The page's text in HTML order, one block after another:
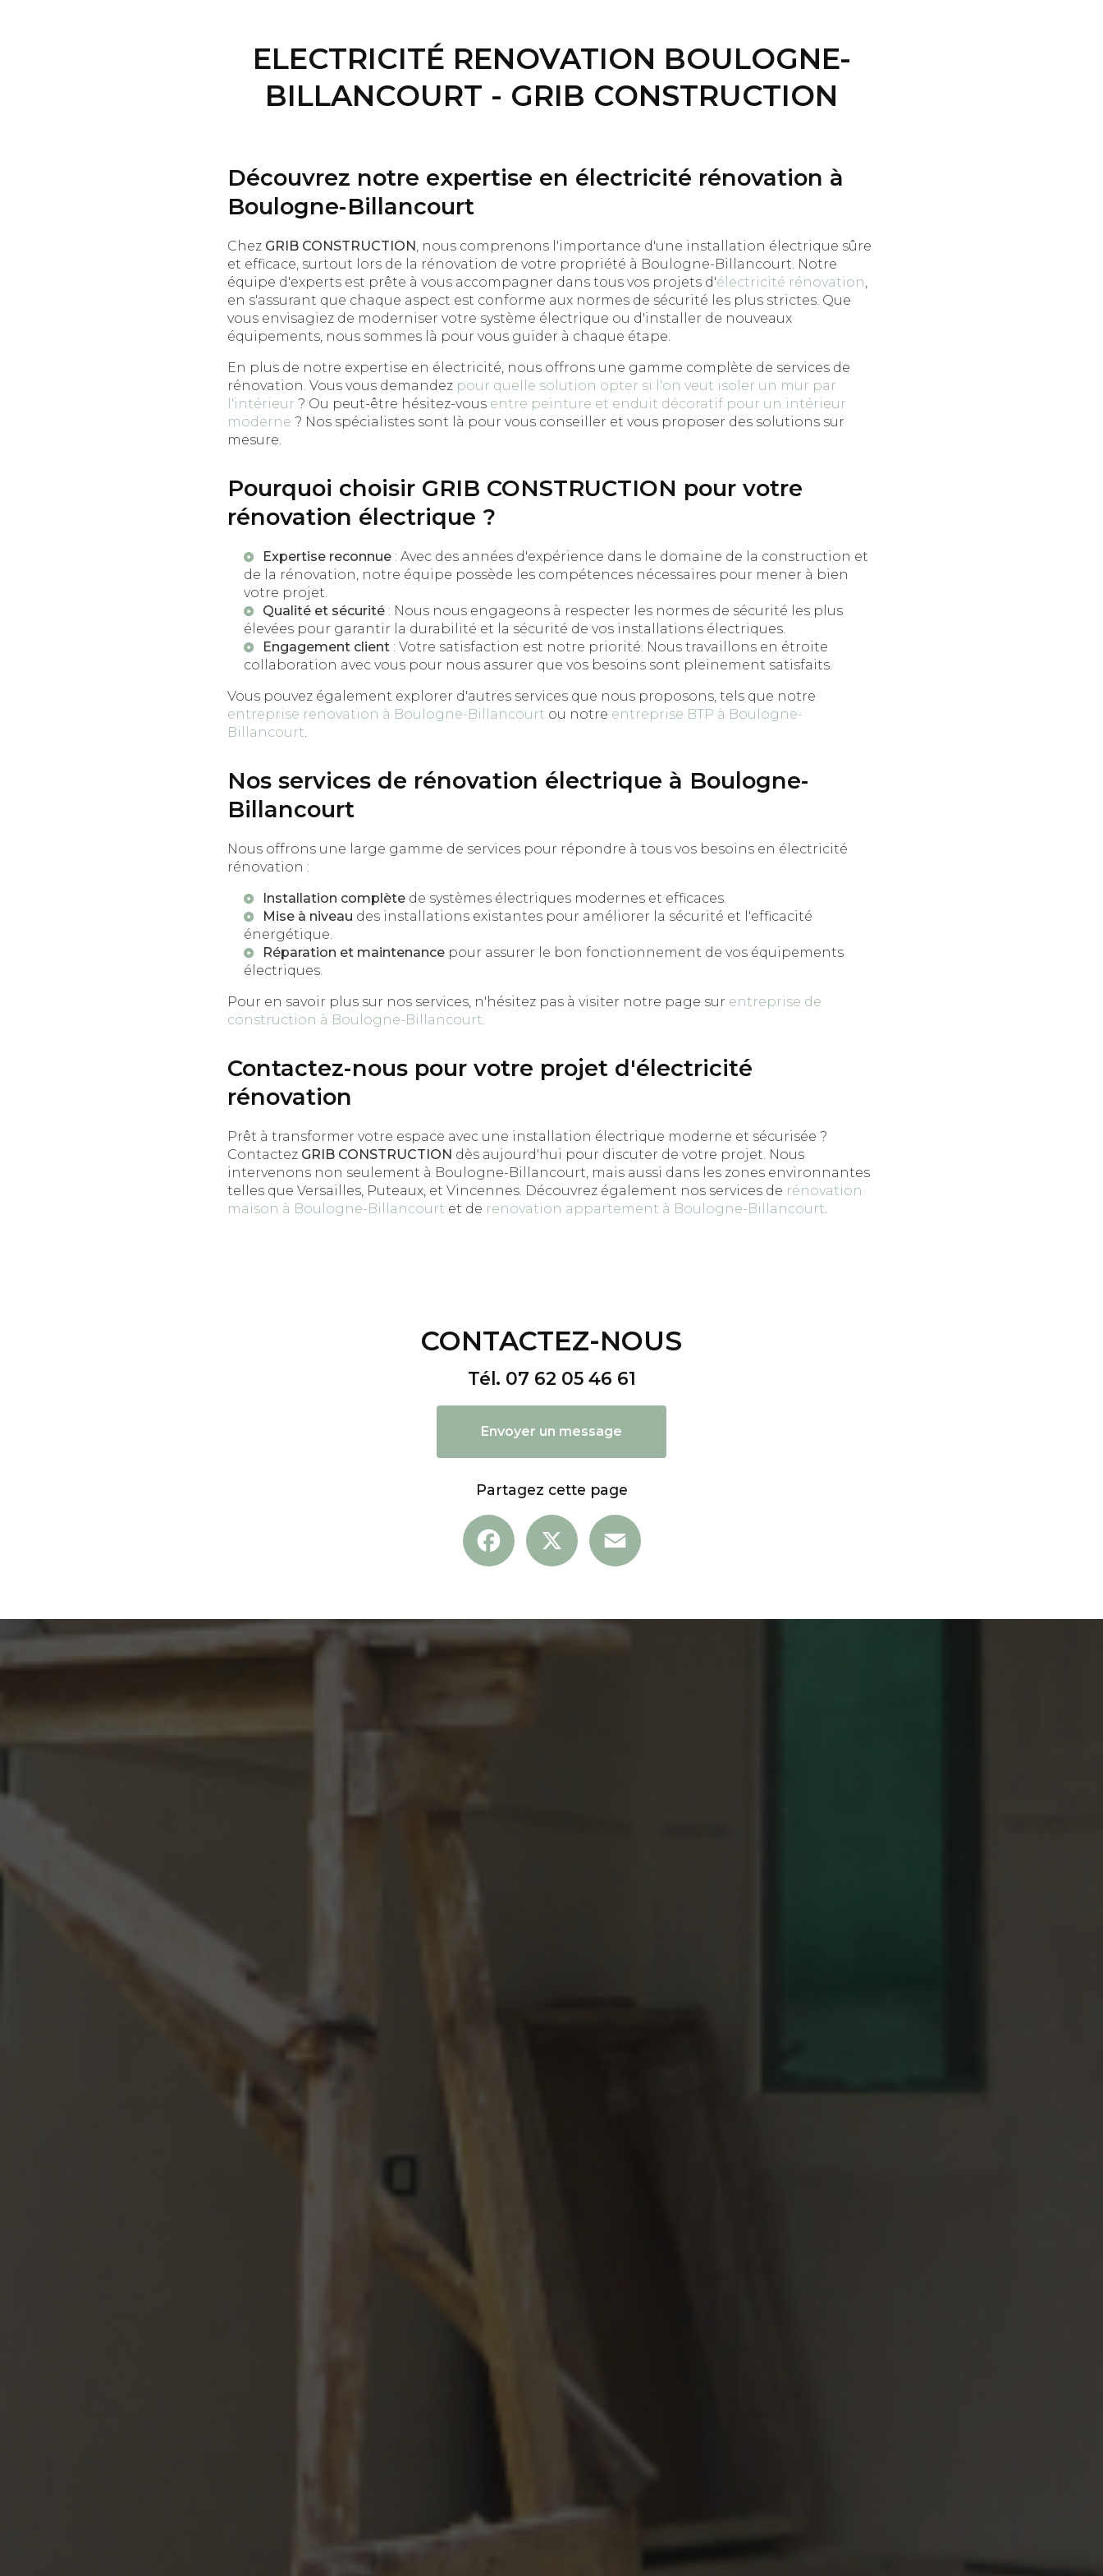
ELECTRICITÉ RENOVATION BOULOGNE-
BILLANCOURT - GRIB CONSTRUCTION
Découvrez notre expertise en électricité rénovation à
Boulogne-Billancourt
Chez GRIB CONSTRUCTION , nous comprenons l'importance d'une installation électrique sûre
et efficace, surtout lors de la rénovation de votre propriété à Boulogne-Billancourt. Notre
équipe d'experts est prête à vous accompagner dans tous vos projets d'électricité rénovation,
en s'assurant que chaque aspect est conforme aux normes de sécurité les plus strictes. Que
vous envisagiez de moderniser votre système électrique ou d'installer de nouveaux
équipements, nous sommes là pour vous guider à chaque étape.
En plus de notre expertise en électricité, nous offrons une gamme complète de services de
rénovation. Vous vous demandez pour quelle solution opter si l'on veut isoler un mur par
l'intérieur ? Ou peut-être hésitez-vous entre peinture et enduit décoratif pour un intérieur
moderne ? Nos spécialistes sont là pour vous conseiller et vous proposer des solutions sur
mesure.
Pourquoi choisir GRIB CONSTRUCTION pour votre
rénovation électrique ?
Expertise reconnue : Avec des années d'expérience dans le domaine de la construction et
de la rénovation, notre équipe possède les compétences nécessaires pour mener à bien
votre projet.
Qualité et sécurité : Nous nous engageons à respecter les normes de sécurité les plus
élevées pour garantir la durabilité et la sécurité de vos installations électriques.
Engagement client : Votre satisfaction est notre priorité. Nous travaillons en étroite
collaboration avec vous pour nous assurer que vos besoins sont pleinement satisfaits.
Vous pouvez également explorer d'autres services que nous proposons, tels que notre
entreprise renovation à Boulogne-Billancourt ou notre entreprise BTP à Boulogne-
Billancourt.
Nos services de rénovation électrique à Boulogne-
Billancourt
Nous offrons une large gamme de services pour répondre à tous vos besoins en électricité
rénovation :
Installation complète de systèmes électriques modernes et efficaces.
Mise à niveau des installations existantes pour améliorer la sécurité et l'efficacité
énergétique.
Réparation et maintenance pour assurer le bon fonctionnement de vos équipements
électriques.
Pour en savoir plus sur nos services, n'hésitez pas à visiter notre page sur entreprise de
construction à Boulogne-Billancourt.
Contactez-nous pour votre projet d'électricité
rénovation
Prêt à transformer votre espace avec une installation électrique moderne et sécurisée ?
Contactez GRIB CONSTRUCTION dès aujourd'hui pour discuter de votre projet. Nous
intervenons non seulement à Boulogne-Billancourt, mais aussi dans les zones environnantes
telles que Versailles, Puteaux, et Vincennes. Découvrez également nos services de rénovation
maison à Boulogne-Billancourt et de renovation appartement à Boulogne-Billancourt.
CONTACTEZ-NOUS
Tél. 07 62 05 46 61
Envoyer un message
Partagez cette page
Facebook